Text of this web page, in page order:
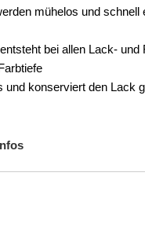
mühelos und schnell
bei allen Lack- und
konserviert den Lack